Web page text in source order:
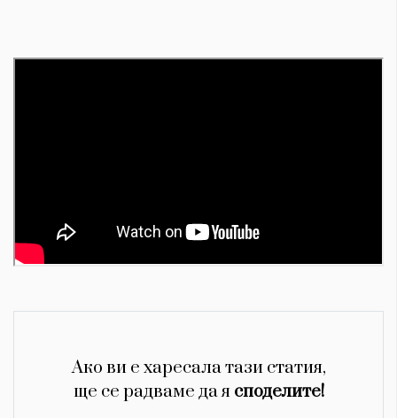
Ако ви е харесала тази статия,
ще се радваме да я споделите!